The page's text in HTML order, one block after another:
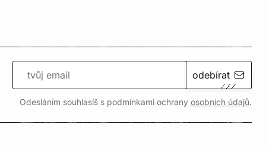
odebírat
Odesláním souhlasíš s podmínkami ochrany osobních údajů.